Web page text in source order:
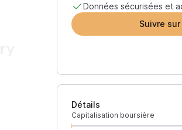
Données sécurisées et
Suivre sur
Détails
Capitalisation boursière